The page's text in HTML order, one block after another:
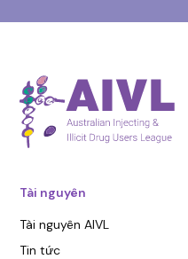
Tài nguyên
Tài nguyên AIVL
Tin tức